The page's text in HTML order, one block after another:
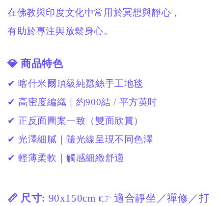
在佛教與印度文化中常用於冥想與靜心，
有助於專注與放鬆身心。
💎 商品特色
✔ 喀什米爾頂級純蠶絲手工地毯
✔ 高密度編織｜約900結 / 平方英吋
✔ 正反面圖案一致（雙面欣賞）
✔ 光澤細膩｜隨光線呈現不同色澤
✔ 輕薄柔軟｜觸感細緻舒適
📏 尺寸: 90x150cm 👉 適合靜坐／禪修／打